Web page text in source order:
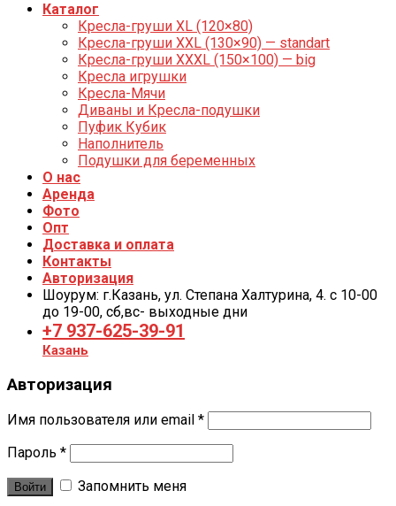
Каталог
Кресла-груши XL (120×80)
Кресла-груши XXL (130×90) — standart
Кресла-груши XXXL (150×100) — big
Кресла игрушки
Кресла-Мячи
Диваны и Кресла-подушки
Пуфик Кубик
Наполнитель
Подушки для беременных
О нас
Аренда
Фото
Опт
Доставка и оплата
Контакты
Авторизация
Шоурум: г.Казань, ул. Степана Халтурина, 4. с 10-00
до 19-00, cб,вс- выходные дни
+7 937-625-39-91
Казань
Авторизация
Имя пользователя или email *
Пароль *
Войти Запомнить меня